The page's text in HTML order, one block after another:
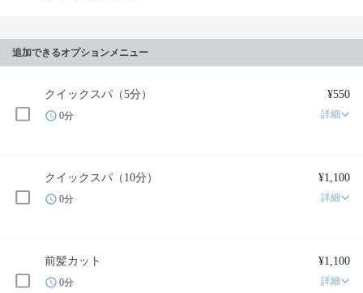
追加できるオプションメニュー
クイックスパ（5分） ¥550
0分 詳細
クイックスパ（10分） ¥1,100
0分 詳細
前髪カット ¥1,100
0分 詳細